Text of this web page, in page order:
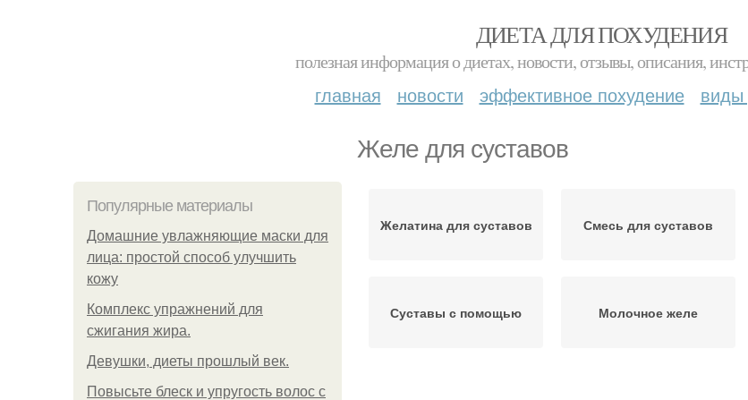
ДИЕТА ДЛЯ ПОХУДЕНИЯ
полезная информация о диетах, новости, отзывы, описания,
главная новости эффективное похудение виды
Желе для суставов
Популярные материалы
Домашние увлажняющие маски для
лица: простой способ улучшить
кожу
Комплекс упражнений для
сжигания жира.
Девушки, диеты прошлый век.
Повысьте блеск и упругость волос с
Желатина для суставов Смесь для суставов
Суставы с помощью Молочное желе